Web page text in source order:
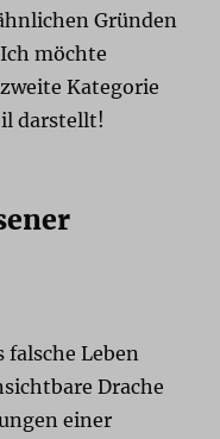
Gründen
möchte
Kategorie
darstellt!
falsche Leben
Drache
einer